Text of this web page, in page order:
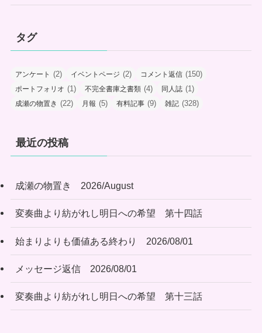
タグ
アンケート (2) イベントページ (2) コメント返信 (150)
ポートフォリオ (1) 不完全書庫之書類 (4) 同人誌 (1)
成瀬の物置き (22) 月報 (5) 有料記事 (9) 雑記 (328)
最近の投稿
成瀬の物置き 2026/August
変奏曲より紡がれし明日への希望 第十四話
始まりよりも価値ある終わり 2026/08/01
メッセージ返信 2026/08/01
変奏曲より紡がれし明日への希望 第十三話